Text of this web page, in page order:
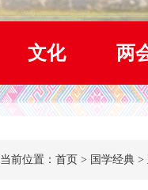
文化 两
当前位置：首页 > 国学经典 >